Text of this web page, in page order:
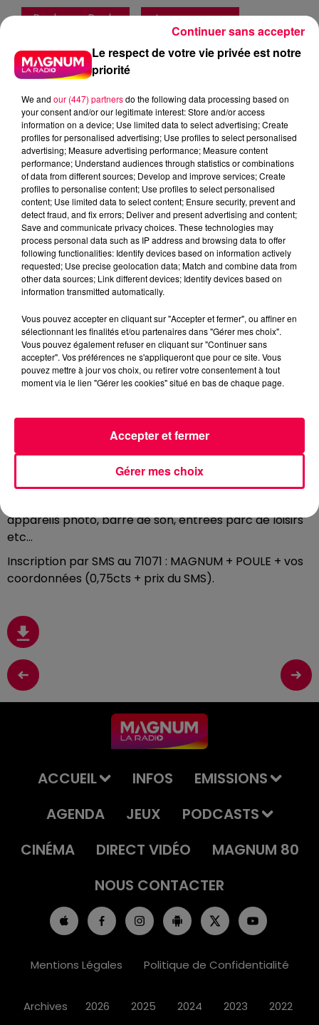
Roule ma Poule
Jeu concours
Magnum la Radio
Magnum
Radio
Vosges
Alsace
Meuse Grand Est
Fred
ROMARIC DE THAON LES VOSGES REMPORTE SA
TABLETTE SAMSUNG GALAXY TAB
0:00 2 min 3 sec
19 juin 2026 - 2 min 3 sec
ROMARIC DE THAON LES VOSGES REMPORTE SA
TABLETTE SAMSUNG GALAXY TAB
Fred entre
jouant à « Roule ma poule »
Tournez la roue en criant « Roule ma poule »,plus vous
criez fort, plus la roue va tourner. Répondez ensuite
aux défis de Fred pour gagner des cadeaux : AirPods,
appareils photo, barre de son, entrées parc de loisirs
etc…
Inscription par SMS au 71071 : MAGNUM + POULE + vos
coordonnées (0,75cts + prix du SMS).
ACCUEIL INFOS
EMISSIONS
AGENDA
JEUX
PODCASTS
CINÉMA
DIRECT VIDÉO
MAGNUM 80
NOUS CONTACTER
Mentions Légales Politique de Confidentialité
Archives 2026 2025 2024 2023 2022
Le respect de votre vie privée est notre
priorité
We and our (447) partnersdo the following data processing based on
your consent and/or our legitimate interest: Store and/or access
information on a device; Use limited data to select advertising; Create
profiles for personalised advertising; Use profiles to select personalised
advertising; Measure advertising performance; Measure content
performance; Understand audiences through statistics or combinations
of data from different sources; Develop and improve services; Create
profiles to personalise content; Use profiles to select personalised
content; Use limited data to select content; Ensure security, prevent and
detect fraud, and fix errors; Deliver and present advertising and content;
Save and communicate privacy choices. These technologies may
process personal data such as IP address and browsing data to offer
following functionalities: Identify devices based on information actively
requested; Use precise geolocation data; Match and combine data from
other data sources; Link different devices; Identify devices based on
information transmitted automatically.
Vous pouvez accepter en cliquant sur "Accepter et fermer", ou affiner en
sélectionnant les finalités et/ou partenaires dans "Gérer mes choix".
Vous pouvez également refuser en cliquant sur "Continuer sans
accepter". Vos préférences ne s'appliqueront que pour ce site. Vous
pouvez mettre à jour vos choix, ou retirer votre consentement à tout
moment via le lien "Gérer les cookies" situé en bas de chaque page.
Gérer mes choix
Accepter et fermer
Continuer sans accepter